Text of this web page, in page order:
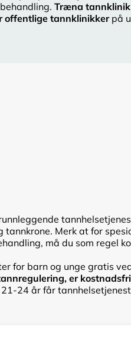
Træna
offentlige tannklinikkerpå
tannkrone. Merk at for
må du som regel
for barn og unge gratis
er
24 år får